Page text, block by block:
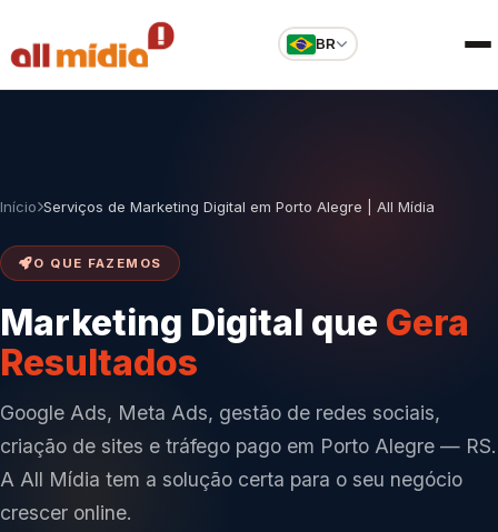
BR
Início Serviços de Marketing Digital em Porto Alegre | All Mídia
O QUE FAZEMOS
Marketing Digital que Gera
Resultados
Google Ads, Meta Ads, gestão de redes sociais,
criação de sites e tráfego pago em Porto Alegre — RS.
A All Mídia tem a solução certa para o seu negócio
crescer online.